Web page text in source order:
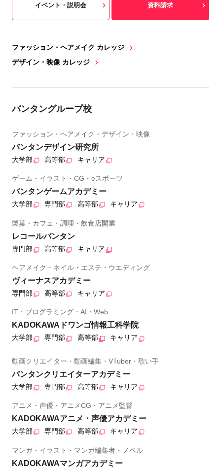
ファッション・ヘアメイク カレッジ
デザイン・映像 カレッジ
イベント・説明会 資料請求
バンタングループ校
ファッション・ヘアメイク・デザイン・映像
バンタンデザイン研究所
大学部 高等部 キャリア
ゲーム・イラスト・CG・eスポーツ
バンタンゲームアカデミー
大学部 専門部 高等部 キャリア
製菓・カフェ・調理・飲食店開業
レコールバンタン
専門部 高等部 キャリア
ヘアメイク・ネイル・エステ・ウエディング
ヴィーナスアカデミー
専門部 高等部 キャリア
IT・プログラミング・AI・Web
KADOKAWAドワンゴ情報工科学院
大学部 専門部 高等部 キャリア
動画クリエイター・動画編集・VTuber・歌い手
バンタンクリエイターアカデミー
大学部 専門部 高等部 キャリア
アニメ・声優・アニメCG・アニメ監督
KADOKAWAアニメ・声優アカデミー
大学部 専門部 高等部 キャリア
マンガ・イラスト・マンガ編集者・ノベル
KADOKAWAマンガアカデミー